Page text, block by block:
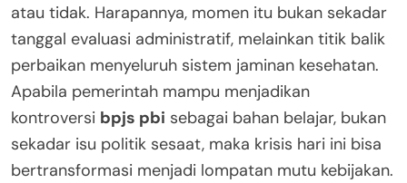
atau tidak. Harapannya, momen itu bukan sekadar
tanggal evaluasi administratif, melainkan titik balik
perbaikan menyeluruh sistem jaminan kesehatan.
Apabila pemerintah mampu menjadikan
kontroversi bpjs pbi sebagai bahan belajar, bukan
sekadar isu politik sesaat, maka krisis hari ini bisa
bertransformasi menjadi lompatan mutu kebijakan.